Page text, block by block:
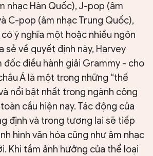
nhạc Hàn Quốc), J-pop (âm
C-pop (âm nhạc Trung Quốc),
ý nghĩa một hoặc nhiều ngôn
sẻ về quyết định này, Harvey
đốc điều hành giải Grammy - cho
Á là một trong những “thế
nổi bật nhất trong ngành công
cầu hiện nay. Tác động của
định và trong tương lai sẽ tiếp
hình văn hóa cũng như âm nhạc
Khi tầm ảnh hưởng của thể loại